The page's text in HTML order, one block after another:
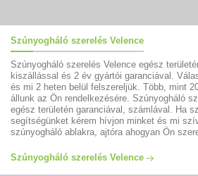
Szúnyogháló szerelés Velence
Szúnyogháló szerelés Velence egész
kiszállással és 2 év gyártói garanciával.
és mi 2 heten belül felszereljük. Több, mint
állunk az Ön rendelkezésére. Szúnyogháló
egész területén garanciával, számlával. Ha
segítségünket kérem hívjon minket és mi
szúnyogháló ablakra, ajtóra ahogyan Ön
Szúnyogháló szerelés Velence